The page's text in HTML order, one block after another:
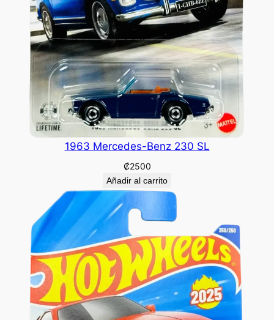
1963 Mercedes-Benz 230 SL
₡2500
Añadir al carrito